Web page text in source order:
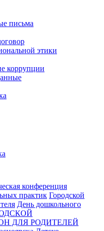
письма
этики
коррупции
конференция
практик Городской
День дошкольного
ДЛЯ РОДИТЕЛЕЙ